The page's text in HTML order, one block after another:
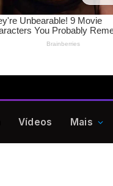
Vídeos Mais